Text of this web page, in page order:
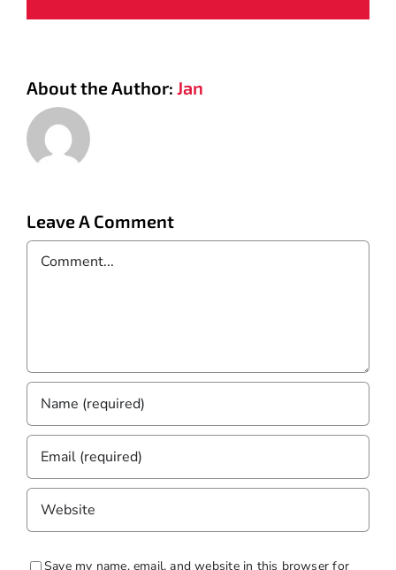
About the Author: Jan
Leave A Comment
Comment
Save my name, email, and website in this browser for